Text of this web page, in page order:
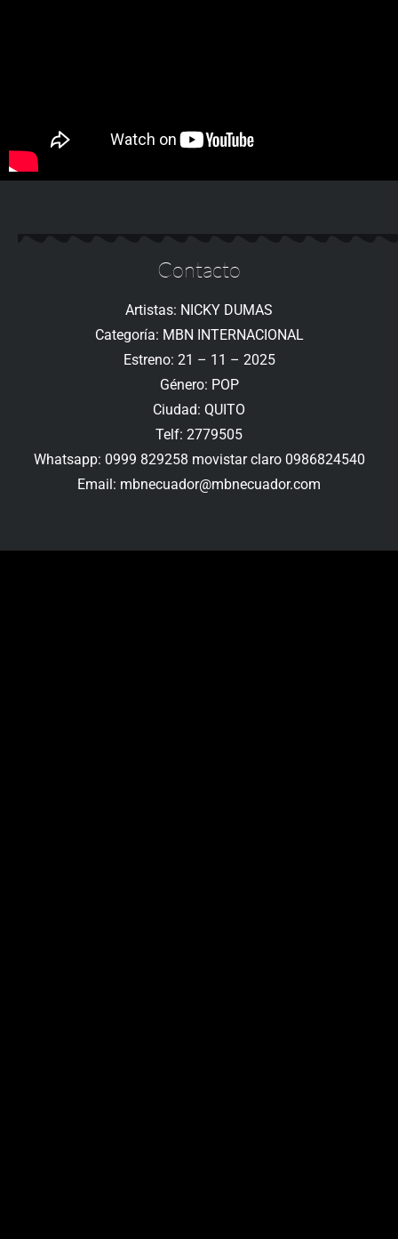
Contacto
Artistas: NICKY DUMAS
Categoría: MBN INTERNACIONAL
Estreno: 21 – 11 – 2025
Género: POP
Ciudad: QUITO
Telf: 2779505
Whatsapp: 0999 829258 movistar claro 0986824540
Email: mbnecuador@mbnecuador.com